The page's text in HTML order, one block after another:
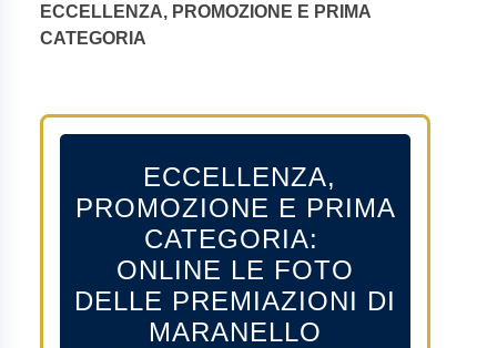
ECCELLENZA, PROMOZIONE E PRIMA
CATEGORIA
ECCELLENZA,
PROMOZIONE E PRIMA
CATEGORIA:
ONLINE LE FOTO
DELLE PREMIAZIONI DI
MARANELLO